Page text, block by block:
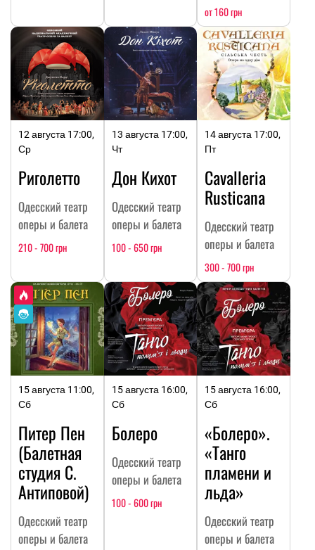
от 160 грн
12 августа 17:00,
Ср
Риголетто
Одесский театр
оперы и балета
210 - 700 грн
13 августа 17:00,
Чт
Дон Кихот
Одесский театр
оперы и балета
100 - 650 грн
14 августа 17:00,
Пт
Cavalleria
Rusticana
Одесский театр
оперы и балета
300 - 700 грн
15 августа 11:00,
Сб
Питер Пен
(Балетная
студия С.
Антиповой)
Одесский театр
оперы и балета
15 августа 16:00,
Сб
Болеро
Одесский театр
оперы и балета
100 - 600 грн
15 августа 16:00,
Сб
«Болеро».
«Танго
пламени и
льда»
Одесский театр
оперы и балета